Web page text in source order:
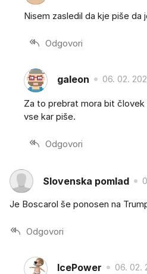
Nisem zasledil da kje piše da
Odgovori
galeon 06. 02.
Za to prebrat mora bit
vse kar piše.
Odgovori
Slovenska pomlad
Je Boscarol še ponosen na
Odgovori
lcePower 06. 02.